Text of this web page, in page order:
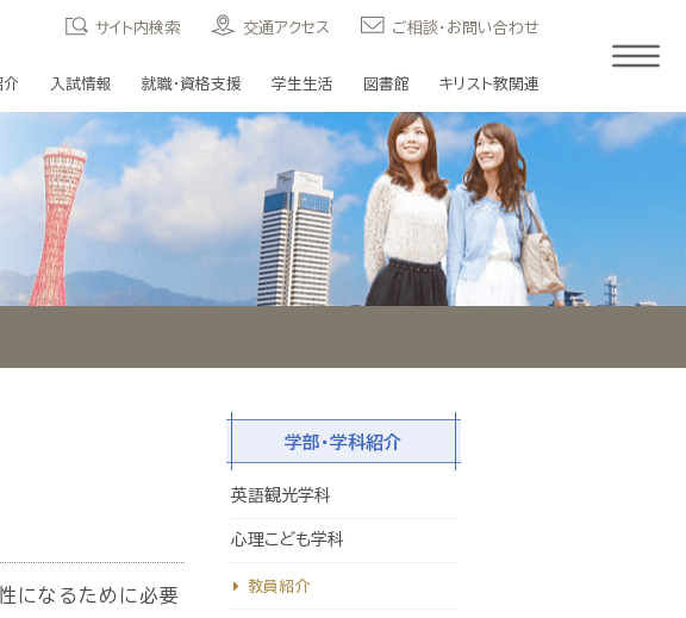
介 入試情報 就職・資格支援 学生生活 図書館 キリスト教関連
サイト内検索 交通アクセス ご相談・お問い合わせ
になるために必要
学部・学科紹介
英語観光学科
心理こども学科
教員紹介